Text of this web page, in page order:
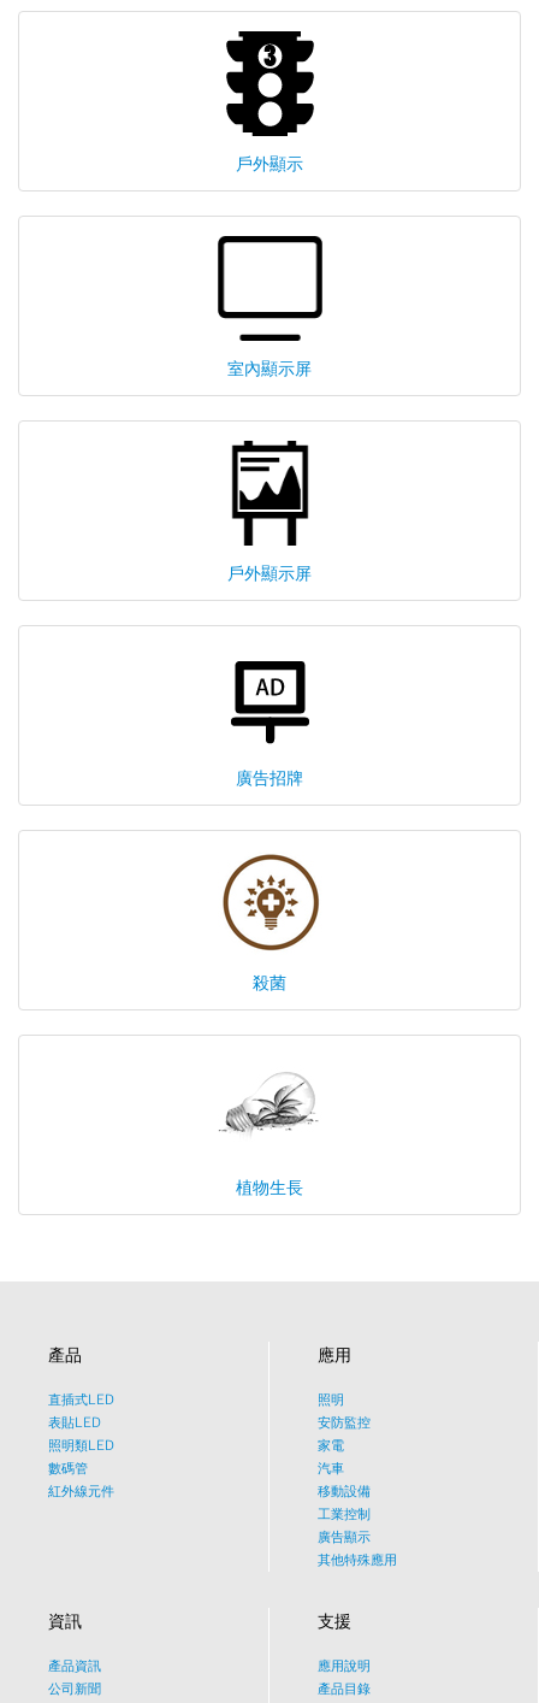
戶外顯示
室內顯示屏
戶外顯示屏
廣告招牌
殺菌
植物生長
產品
直插式LED
表貼LED
照明類LED
數碼管
紅外線元件
應用
照明
安防監控
家電
汽車
移動設備
工業控制
廣告顯示
其他特殊應用
資訊
產品資訊
公司新聞
支援
應用說明
產品目錄
陸希
What would you like to talk